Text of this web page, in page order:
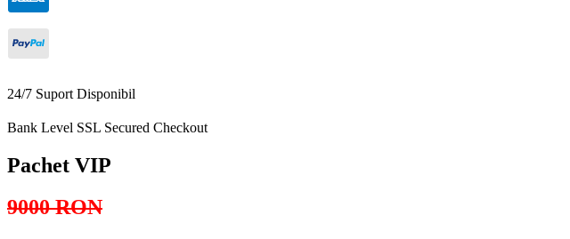
24/7 Suport Disponibil
Bank Level SSL Secured Checkout
Pachet VIP
9000 RON